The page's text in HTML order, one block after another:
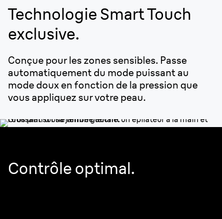
Technologie Smart Touch
exclusive.
Conçue pour les zones sensibles. Passe
automatiquement du mode puissant au
mode doux en fonction de la pression que
vous appliquez sur votre peau.
Contrôle optimal.